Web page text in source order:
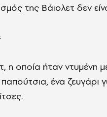
της Βάιολετ δεν
η οποία ήταν ντυμένη
παπούτσια, ένα ζευγάρι